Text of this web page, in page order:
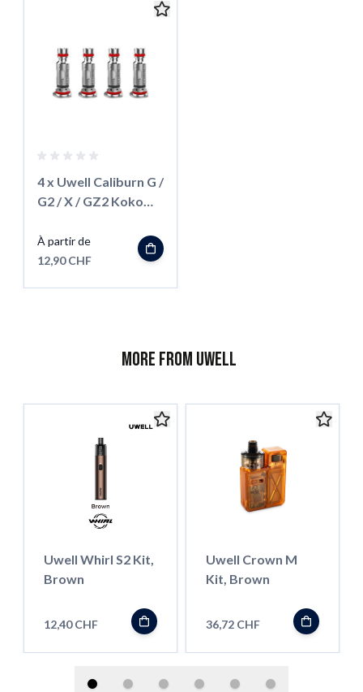
4 x Uwell Caliburn G /
G2 / X / GZ2 Koko
À partir de
12,90 CHF
More from Uwell
Uwell Whirl S2 Kit,
Brown
12,40 CHF
Uwell Crown M
Kit, Brown
36,72 CHF